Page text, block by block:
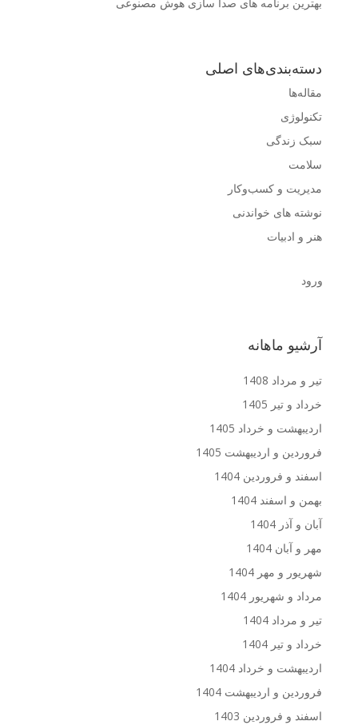
دسته‌بندی‌های اصلی
مقاله‌ها
تکنولوژی
سبک زندگی
سلامت
مدیریت و کسب‌وکار
نوشته های خواندنی
هنر و ادبیات
ورود
آرشیو ماهانه
تیر و مرداد 1408
خرداد و تیر 1405
اردیبهشت و خرداد 1405
فروردین و اردیبهشت 1405
اسفند و فروردین 1404
بهمن و اسفند 1404
آبان و آذر 1404
مهر و آبان 1404
شهریور و مهر 1404
مرداد و شهریور 1404
تیر و مرداد 1404
خرداد و تیر 1404
اردیبهشت و خرداد 1404
فروردین و اردیبهشت 1404
اسفند و فروردین 1403